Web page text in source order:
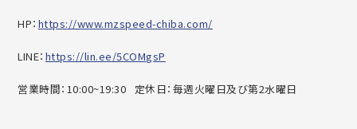
HP： https://www.mzspeed-chiba.com/
LINE： https://lin.ee/5COMgsP
営業時間：10:00~19:30 定休日：毎週火曜日及び第2水曜日